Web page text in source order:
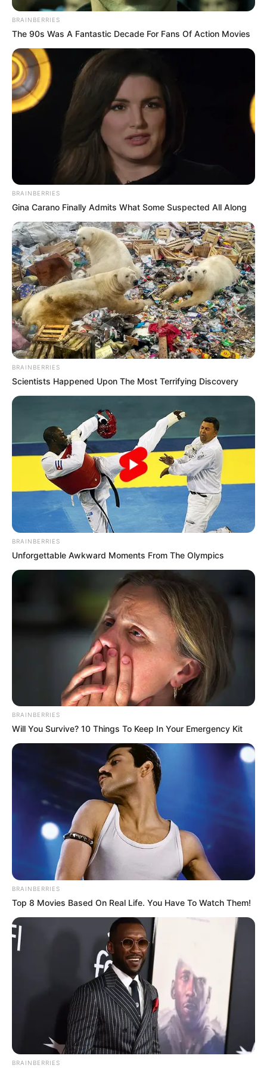
Follow Us On:
Cari Cepat Info Alutsista
Search
Yang Terpanas
Sambut Giuseppe Garibaldi, Dermaga Kapal
Terapkan Standar Khusus
Hubungan AS-Turki Mencair: Washington
Restui Lisensi Ekspor Mesin GE F110 Untuk
Jet Tempur KAAN
Tahun Depan Beroperasi, Pangkalan Kapal
Selam Nuklir AUKUS Dekat Indonesia Siap
Tangkal Armada Cina
Singapura Luncurkan Kapal Perang MRCV
Kedua, RSS Valour Tiga Bulan Lebih Cepat
Sistem Pneumatic Water Ram: Cara Kapal
Selam Scorpene Class Luncurkan Torpedo
Tanpa Jejak Akustik
Arsitektur Kelistrikan Kapal Selam Scorpene
Evolved: Cara Naval Group Mencegah
Thermal Runaway Baterai Lithium-Ion
Dilengkapi Algoritma AI, Kawanan Drone
Geran Rusia Sanggup Bikin Pertahanan Udara
Ukraina Overload 400 Persen
Kantongi Kontrak US$1,04 miliar, Saab Jual
Dua Pesawat AEW&C GlobalEye ke Negara
Timur Tengah yang Dirahasiakan
Angkatan Udara Swedia Pangkas Turnaround
Time Jet Tempur Gripen di Bawah 10 Menit,
Apa Maksudnya?
Rudal Balistik Iran Tembus Pertahanan
Yordania, Jet Tempur F-15E Strike Eagle AS
Hancur di Hanggar
BRAINBERRIES
The 90s Was A Fantastic Decade For Fans Of Action Movies
BRAINBERRIES
Gina Carano Finally Admits What Some Suspected All Along
BRAINBERRIES
Scientists Happened Upon The Most Terrifying Discovery
BRAINBERRIES
Unforgettable Awkward Moments From The Olympics
BRAINBERRIES
Will You Survive? 10 Things To Keep In Your Emergency Kit
BRAINBERRIES
Top 8 Movies Based On Real Life. You Have To Watch Them!
BRAINBERRIES